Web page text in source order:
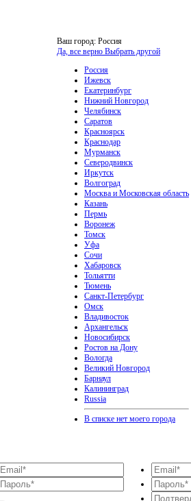
Ваш город: Россия
Да, все верно Выбрать другой
Россия
Ижевск
Екатеринбург
Нижний Новгород
Челябинск
Саратов
Красноярск
Краснодар
Мурманск
Северодвинск
Иркутск
Волгоград
Москва и Московская область
Казань
Пермь
Воронеж
Томск
Уфа
Сочи
Хабаровск
Тольятти
Тюмень
Санкт-Петербург
Омск
Владивосток
Архангельск
Новосибирск
Ростов на Дону
Вологда
Великий Новгород
Барнаул
Калининград
Russia
В списке нет моего города